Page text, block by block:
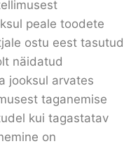
peale toodete
ostu eest tasutud
näidatud
jooksul arvates
taganemise
kui tagastatav
on